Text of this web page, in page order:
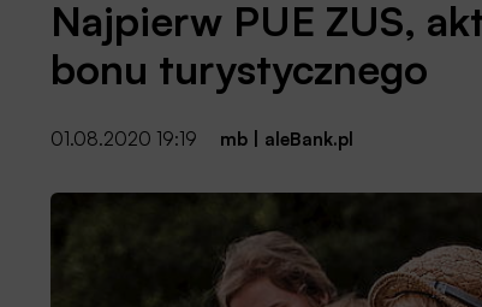
Najpierw PUE ZUS,
bonu turystycznego
01.08.2020 19:19 mb aleBank.pl